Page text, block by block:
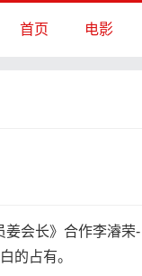
首页 电影
姜会长》合作李濬荣-
的占有。